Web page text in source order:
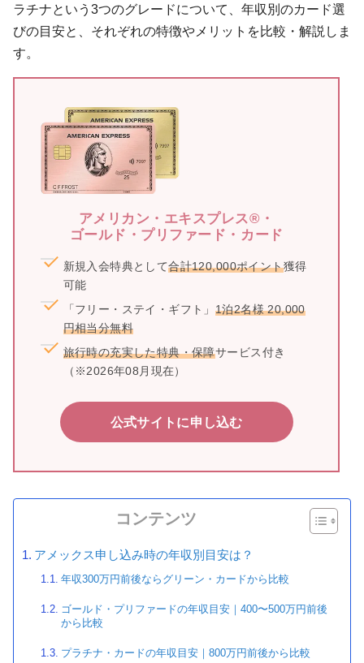
ラチナという3つのグレードについて、年収別のカード選
びの目安と、それぞれの特徴やメリットを比較・解説しま
す。
アメリカン・エキスプレス®・
ゴールド・プリファード・カード
新規入会特典として合計120,000ポイント獲得
可能
「フリー・ステイ・ギフト」 1泊2名様 20,000
円相当分無料
旅行時の充実した特典・保障サービス付き
（※2026年08月現在）
公式サイトに申し込む
コンテンツ
アメックス申し込み時の年収別目安は？
年収300万円前後ならグリーン・カードから比較
ゴールド・プリファードの年収目安｜400〜500万円前後
から比較
プラチナ・カードの年収目安｜800万円前後から比較